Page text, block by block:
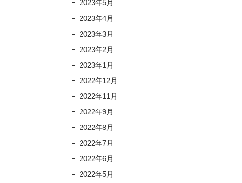
2023年5月
2023年4月
2023年3月
2023年2月
2023年1月
2022年12月
2022年11月
2022年9月
2022年8月
2022年7月
2022年6月
2022年5月